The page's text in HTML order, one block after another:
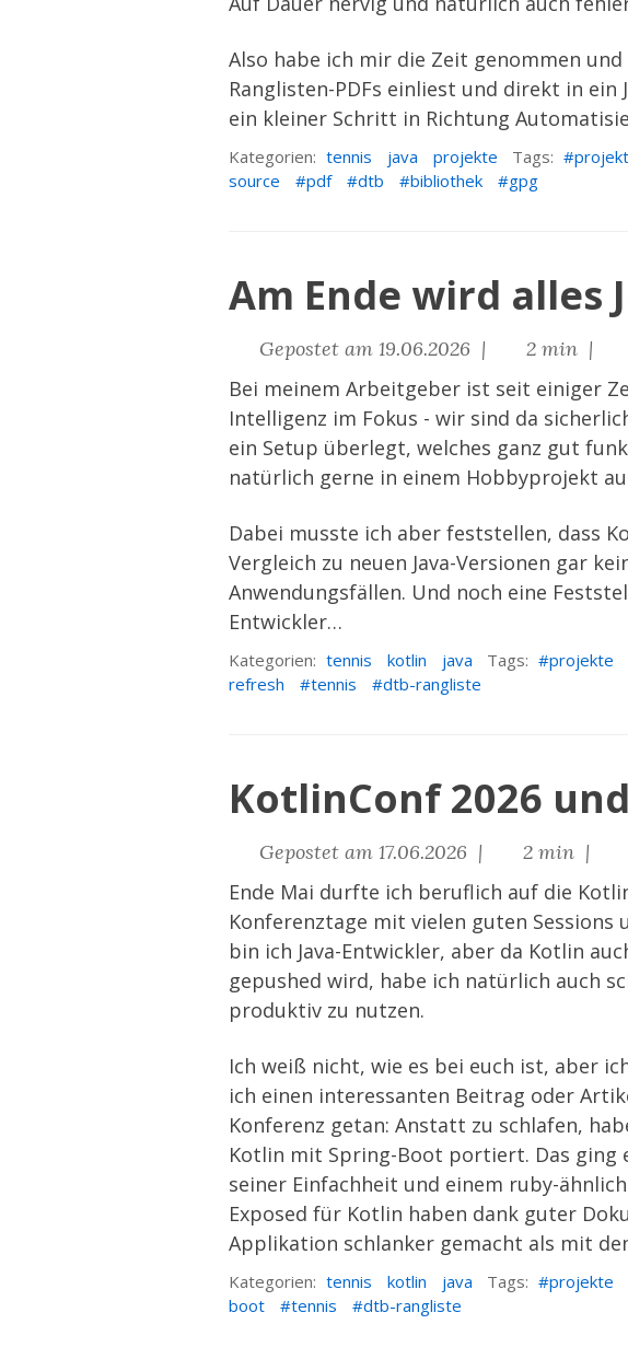
Also habe ich mir die Zeit genommen und
Ranglisten-PDFs einliest und direkt in
ein kleiner Schritt in Richtung
Kategorien: tennis java projekte Tags:
source
pdf dtb bibliothek gpg
Am Ende wird alles
Gepostet am 19.06.2026 | 2 min |
Bei meinem Arbeitgeber ist seit einiger
Intelligenz im Fokus - wir sind da
ein Setup überlegt, welches ganz gut
natürlich gerne in einem Hobbyprojekt
Dabei musste ich aber feststellen, dass
Vergleich zu neuen Java-Versionen gar
Anwendungsfällen. Und noch eine
Entwickler…
Kategorien: tennis kotlin java Tags: projekte
refresh
tennis dtb-rangliste
KotlinConf 2026
Gepostet am 17.06.2026 | 2 min |
Ende Mai durfte ich beruflich auf die
Konferenztage mit vielen guten Sessions
bin ich Java-Entwickler, aber da Kotlin
gepushed wird, habe ich natürlich auch
produktiv zu nutzen.
Ich weiß nicht, wie es bei euch ist, aber
ich einen interessanten Beitrag oder
Konferenz getan: Anstatt zu schlafen,
Kotlin mit Spring-Boot portiert. Das
seiner Einfachheit und einem ruby-
Exposed für Kotlin haben dank guter
Applikation schlanker gemacht als mit
Kategorien: tennis kotlin java Tags: projekte
boot
tennis dtb-rangliste